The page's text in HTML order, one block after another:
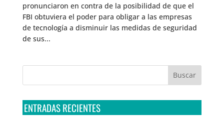
pronunciaron en contra de la posibilidad de que el
FBI obtuviera el poder para obligar a las empresas
de tecnología a disminuir las medidas de seguridad
de sus...
ENTRADAS RECIENTES